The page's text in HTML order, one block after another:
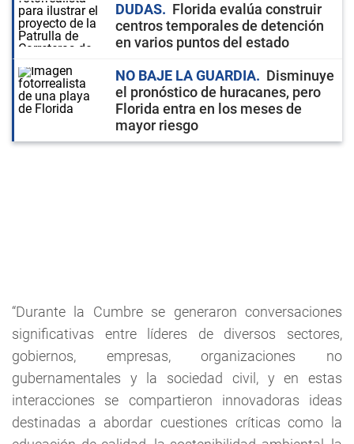
DUDAS
Florida evalúa construir
centros temporales de detención
en varios puntos del estado
NO BAJE LA GUARDIA
Disminuye
el pronóstico de huracanes, pero
Florida entra en los meses de
mayor riesgo
“Durante la Cumbre se generaron conversaciones
significativas entre líderes de diversos sectores,
gobiernos, empresas, organizaciones no
gubernamentales y la sociedad civil, y en estas
interacciones se compartieron innovadoras ideas
destinadas a abordar cuestiones críticas como la